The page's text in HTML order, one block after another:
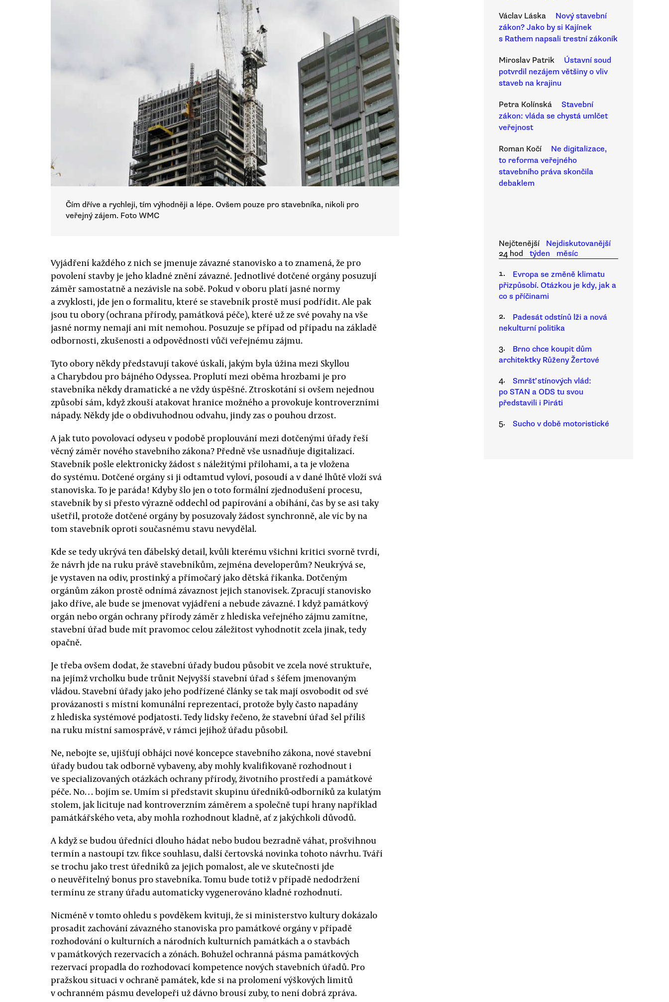
Čím dříve a rychleji, tím výhodněji a lépe. Ovšem pouze pro stavebníka, nikoli pro
veřejný zájem. Foto WMC
Vyjádření každého z nich se jmenuje závazné stanovisko a to znamená, že pro
povolení stavby je jeho kladné znění závazné. Jednotlivé dotčené orgány posuzují
záměr samostatně a nezávisle na sobě. Pokud v oboru platí jasné normy
a zvyklosti, jde jen o formalitu, které se stavebník prostě musí podřídit. Ale pak
jsou tu obory (ochrana přírody, památková péče), které už ze své povahy na vše
jasné normy nemají ani mít nemohou. Posuzuje se případ od případu na základě
odbornosti, zkušenosti a odpovědnosti vůči veřejnému zájmu.
Tyto obory někdy představují takové úskalí, jakým byla úžina mezi Skyllou
a Charybdou pro bájného Odyssea. Proplutí mezi oběma hrozbami je pro
stavebníka někdy dramatické a ne vždy úspěšné. Ztroskotání si ovšem nejednou
způsobí sám, když zkouší atakovat hranice možného a provokuje kontroverzními
nápady. Někdy jde o obdivuhodnou odvahu, jindy zas o pouhou drzost.
A jak tuto povolovací odyseu v podobě proplouvání mezi dotčenými úřady řeší
věcný záměr nového stavebního zákona? Předně vše usnadňuje digitalizací.
Stavebník pošle elektronicky žádost s náležitými přílohami, a ta je vložena
do systému. Dotčené orgány si ji odtamtud vyloví, posoudí a v dané lhůtě vloží svá
stanoviska. To je paráda! Kdyby šlo jen o toto formální zjednodušení procesu,
stavebník by si přesto výrazně oddechl od papírování a obíhání, čas by se asi taky
ušetřil, protože dotčené orgány by posuzovaly žádost synchronně, ale víc by na
tom stavebník oproti současnému stavu nevydělal.
Kde se tedy ukrývá ten ďábelský detail, kvůli kterému všichni kritici svorně tvrdí,
že návrh jde na ruku právě stavebníkům, zejména developerům? Neukrývá se,
je vystaven na odiv, prostinký a přímočarý jako dětská říkanka. Dotčeným
orgánům zákon prostě odnímá závaznost jejich stanovisek. Zpracují stanovisko
jako dříve, ale bude se jmenovat vyjádření a nebude závazné. I když památkový
orgán nebo orgán ochrany přírody záměr z hlediska veřejného zájmu zamítne,
stavební úřad bude mít pravomoc celou záležitost vyhodnotit zcela jinak, tedy
opačně.
Je třeba ovšem dodat, že stavební úřady budou působit ve zcela nové struktuře,
na jejímž vrcholku bude trůnit Nejvyšší stavební úřad s šéfem jmenovaným
vládou. Stavební úřady jako jeho podřízené články se tak mají osvobodit od své
provázanosti s místní komunální reprezentací, protože byly často napadány
z hlediska systémové podjatosti. Tedy lidsky řečeno, že stavební úřad šel příliš
na ruku místní samosprávě, v rámci jejíhož úřadu působil.
Ne, nebojte se, ujišťují obhájci nové koncepce stavebního zákona, nové stavební
úřady budou tak odborně vybaveny, aby mohly kvalifikovaně rozhodnout i
ve specializovaných otázkách ochrany přírody, životního prostředí a památkové
péče. No… bojím se. Umím si představit skupinu úředníků-odborníků za kulatým
stolem, jak licituje nad kontroverzním záměrem a společně tupí hrany například
památkářského veta, aby mohla rozhodnout kladně, ať z jakýchkoli důvodů.
A když se budou úředníci dlouho hádat nebo budou bezradně váhat, prošvihnou
termín a nastoupí tzv. fikce souhlasu, další čertovská novinka tohoto návrhu. Tváří
se trochu jako trest úředníků za jejich pomalost, ale ve skutečnosti jde
o neuvěřitelný bonus pro stavebníka. Tomu bude totiž v případě nedodržení
termínu ze strany úřadu automaticky vygenerováno kladné rozhodnutí.
Nicméně v tomto ohledu s povděkem kvituji, že si ministerstvo kultury dokázalo
prosadit zachování závazného stanoviska pro památkové orgány v případě
rozhodování o kulturních a národních kulturních památkách a o stavbách
v památkových rezervacích a zónách. Bohužel ochranná pásma památkových
rezervací propadla do rozhodovací kompetence nových stavebních úřadů. Pro
pražskou situaci v ochraně památek, kde si na prolomení výškových limitů
v ochranném pásmu developeři už dávno brousí zuby, to není dobrá zpráva.
Václav Láska
Nový stavební
zákon? Jako by si Kajínek
s Rathem napsali trestní zákoník
Miroslav Patrik
Ústavní soud
potvrdil nezájem většiny o vliv
staveb na krajinu
Petra Kolínská
Stavební
zákon: vláda se chystá umlčet
veřejnost
Roman Kočí
Ne digitalizace,
to reforma veřejného
stavebního práva skončila
debaklem
Nejčtenější
Nejdiskutovanější
24 hod
týden
měsíc
1.
Evropa se změně klimatu
přizpůsobí. Otázkou je kdy, jak a
co s příčinami
2.
Padesát odstínů lži a nová
nekulturní politika
3.
Brno chce koupit dům
architektky Růženy Žertové
4.
Smršť stínových vlád:
po STAN a ODS tu svou
představili i Piráti
5.
Sucho v době motoristické